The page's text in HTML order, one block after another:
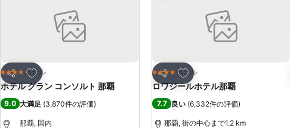
シェア
お気に入りに追加
4 ホテルのランク
ホテル
ホテル グラン コンソルト 那覇
9.0 大満足 (3,870件の評価)
那覇, 国内
シェア
お気に入りに追加
4 ホテルのランク
ホテル
ロワジールホテル那覇
7.7 良い (6,332件の評価)
那覇, 街の中心まで1.2 km